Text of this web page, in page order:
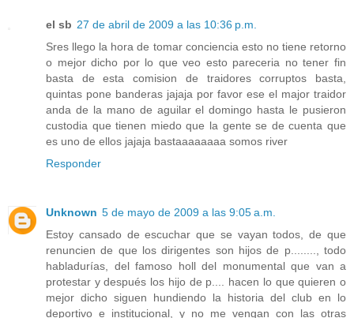
el sb 27 de abril de 2009 a las 10:36 p.m.
Sres llego la hora de tomar conciencia esto no tiene retorno
o mejor dicho por lo que veo esto pareceria no tener fin
basta de esta comision de traidores corruptos basta,
quintas pone banderas jajaja por favor ese el major traidor
anda de la mano de aguilar el domingo hasta le pusieron
custodia que tienen miedo que la gente se de cuenta que
es uno de ellos jajaja bastaaaaaaaa somos river
Responder
Unknown 5 de mayo de 2009 a las 9:05 a.m.
Estoy cansado de escuchar que se vayan todos, de que
renuncien de que los dirigentes son hijos de p........, todo
habladurías, del famoso holl del monumental que van a
protestar y después los hijo de p.... hacen lo que quieren o
mejor dicho siguen hundiendo la historia del club en lo
deportivo e institucional, y no me vengan con las otras